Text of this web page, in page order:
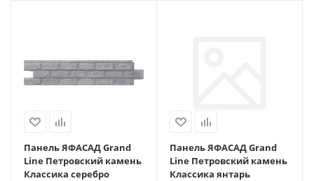
Панель ЯФАСАД Grand
Line Петровский камень
Классика серебро
Панель ЯФАСАД Grand
Line Петровский камень
Классика янтарь